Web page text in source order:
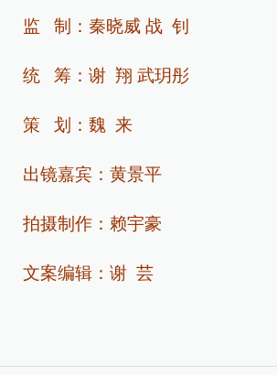
监 制：秦晓威 战 钊
统 筹：谢 翔 武玥彤
策 划：魏 来
出镜嘉宾：黄景平
拍摄制作：赖宇豪
文案编辑：谢 芸